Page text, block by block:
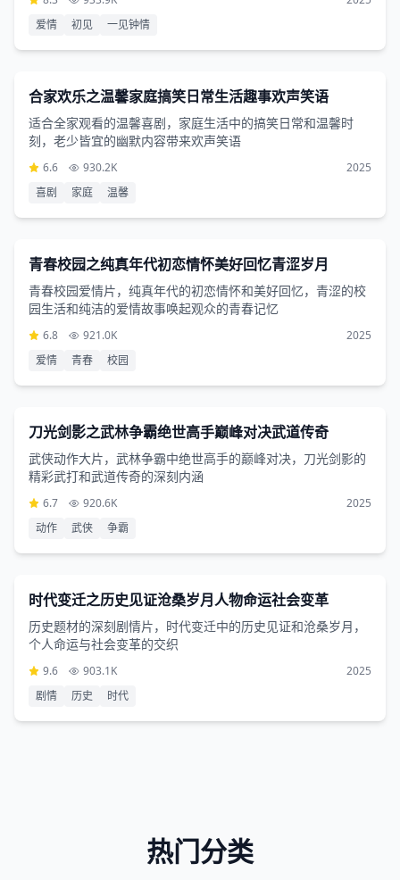
爱情
初见 一见钟情
3小时41分钟
喜剧片
合家欢乐之温馨家庭搞笑日常生活趣事欢声笑语
适合全家观看的温馨喜剧，家庭生活中的搞笑日常和温馨时
刻，老少皆宜的幽默内容带来欢声笑语
6.6 930.2K
2025
喜剧
家庭 温馨
2小时26分钟
爱情片
青春校园之纯真年代初恋情怀美好回忆青涩岁月
青春校园爱情片，纯真年代的初恋情怀和美好回忆，青涩的校
园生活和纯洁的爱情故事唤起观众的青春记忆
6.8 921.0K
2025
爱情
青春 校园
1小时14分钟
动作片
刀光剑影之武林争霸绝世高手巅峰对决武道传奇
武侠动作大片，武林争霸中绝世高手的巅峰对决，刀光剑影的
精彩武打和武道传奇的深刻内涵
6.7 920.6K
2025
动作
武侠 争霸
3小时42分钟
剧情片
时代变迁之历史见证沧桑岁月人物命运社会变革
历史题材的深刻剧情片，时代变迁中的历史见证和沧桑岁月，
个人命运与社会变革的交织
9.6 903.1K
2025
剧情
历史 时代
热门分类